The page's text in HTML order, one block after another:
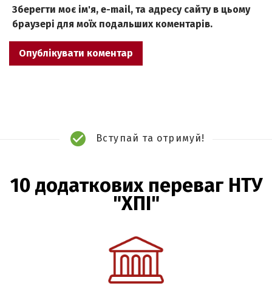
Зберегти моє ім'я, e-mail, та адресу сайту в цьому
браузері для моїх подальших коментарів.
Вступай та отримуй!
10 додаткових переваг НТУ
"ХПІ"